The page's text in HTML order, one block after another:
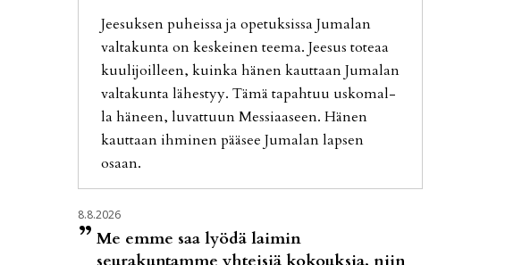
Jee­suk­sen pu­heis­sa ja ope­tuk­sis­sa Ju­ma­lan
val­ta­kun­ta on kes­kei­nen tee­ma. Jee­sus to­te­aa
kuu­li­joil­leen, kuin­ka hä­nen kaut­taan Ju­ma­lan
val­ta­kun­ta lä­hes­tyy. Tämä ta­pah­tuu us­ko­mal­
la hä­neen, lu­vat­tuun Mes­si­aa­seen. Hä­nen
kaut­taan ih­mi­nen pää­see Ju­ma­lan lap­sen
osaan.
8.8.2026
” Me emme saa lyödä laimin